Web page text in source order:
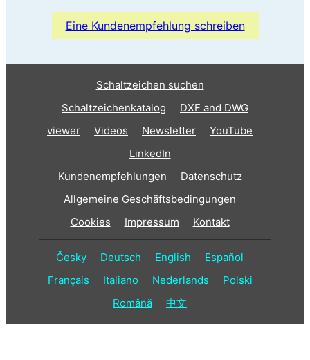
Eine Kundenempfehlung schreiben
Schaltzeichen suchen
Schaltzeichenkatalog
DXF and DWG
viewer
Videos Newsletter
YouTube
LinkedIn
Kundenempfehlungen
Datenschutz
Allgemeine Geschäftsbedingungen
Cookies
Impressum Kontakt
Česky Deutsch English
Español
Français
Italiano Nederlands
Polski
Română
中文